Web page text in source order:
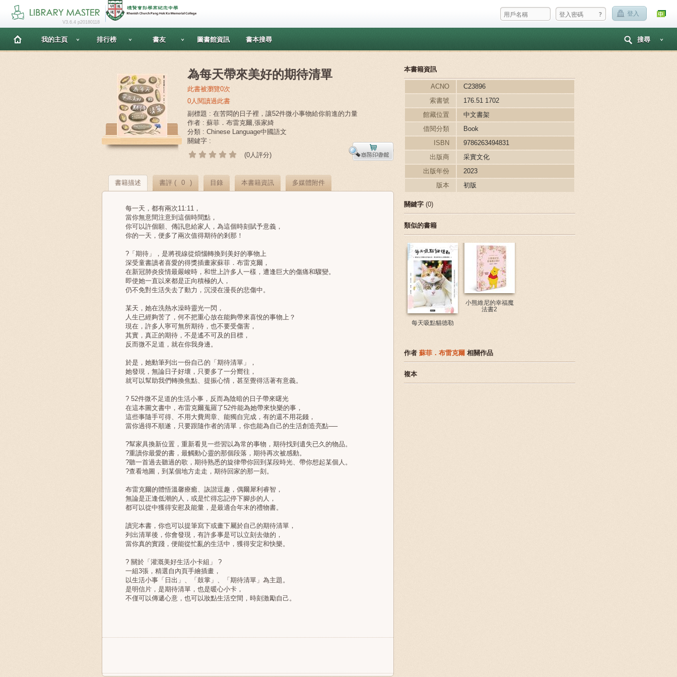
? 登入
V3.6.4 p20180118
我的主頁 排行榜 書友 圖書館資訊 書本搜尋 搜尋
為每天帶來美好的期待清單
此書被瀏覽0次
0人閱讀過此書
副標題 : 在苦悶的日子裡，讓52件微小事物給你前進的力量
作者 : 蘇菲．布雷克爾,張家綺
分類 : Chinese Language中國語文
關鍵字 :
(0人評分)
書籍描述 書評 ( 0 ) 目錄 本書籍資訊 多媒體附件
每一天，都有兩次11:11，
當你無意間注意到這個時間點，
你可以許個願、傳訊息給家人，為這個時刻賦予意義，
你的一天，便多了兩次值得期待的剎那！
?「期待」，是將視線從煩惱轉換到美好的事物上
深受童書讀者喜愛的得獎插畫家蘇菲．布雷克爾，
在新冠肺炎疫情最嚴峻時，和世上許多人一樣，遭逢巨大的傷痛和驟變。
即使她一直以來都是正向積極的人，
仍不免對生活失去了動力，沉浸在漫長的悲傷中。
某天，她在洗熱水澡時靈光一閃，
人生已經夠苦了，何不把重心放在能夠帶來喜悅的事物上？
現在，許多人寧可無所期待，也不要受傷害，
其實，真正的期待，不是遙不可及的目標，
反而微不足道，就在你我身邊。
於是，她動筆列出一份自己的「期待清單」，
她發現，無論日子好壞，只要多了一分嚮往，
就可以幫助我們轉換焦點、提振心情，甚至覺得活著有意義。
? 52件微不足道的生活小事，反而為陰暗的日子帶來曙光
在這本圖文書中，布雷克爾蒐羅了52件能為她帶來快樂的事，
這些事隨手可得、不用大費周章、能獨自完成，有的還不用花錢，
當你過得不順遂，只要跟隨作者的清單，你也能為自己的生活創造亮點──
?幫家具換新位置，重新看見一些習以為常的事物，期待找到遺失已久的物品。
?重讀你最愛的書，最觸動心靈的那個段落，期待再次被感動。
?聽一首過去聽過的歌，期待熟悉的旋律帶你回到某段時光、帶你想起某個人。
?查看地圖，到某個地方走走，期待回家的那一刻。
布雷克爾的體悟溫馨療癒、詼諧逗趣，偶爾犀利睿智，
無論是正逢低潮的人，或是忙得忘記停下腳步的人，
都可以從中獲得安慰及能量，是最適合年末的禮物書。
讀完本書，你也可以提筆寫下或畫下屬於自己的期待清單，
列出清單後，你會發現，有許多事是可以立刻去做的，
當你真的實踐，便能從忙亂的生活中，獲得安定和快樂。
? 關於「灌溉美好生活小卡組」 ?
一組3張，精選自內頁手繪插畫，
以生活小事「日出」、「鼓掌」、「期待清單」為主題。
是明信片，是期待清單，也是暖心小卡，
不僅可以傳遞心意，也可以妝點生活空間，時刻激勵自己。
本書籍資訊
ACNO
C23896
索書號
176.51 1702
館藏位置
中文書架
借閱分類
Book
ISBN
9786263494831
出版商
采實文化
出版年份
2023
版本
初版
關鍵字 (0)
類似的書籍
每天吸點貓德勒
小熊維尼的幸福魔
法書2
作者 蘇菲．布雷克爾 相關作品
複本